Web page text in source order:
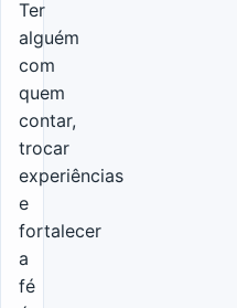
Ter
alguém
com
quem
contar,
trocar
experiências
e
fortalecer
a
fé